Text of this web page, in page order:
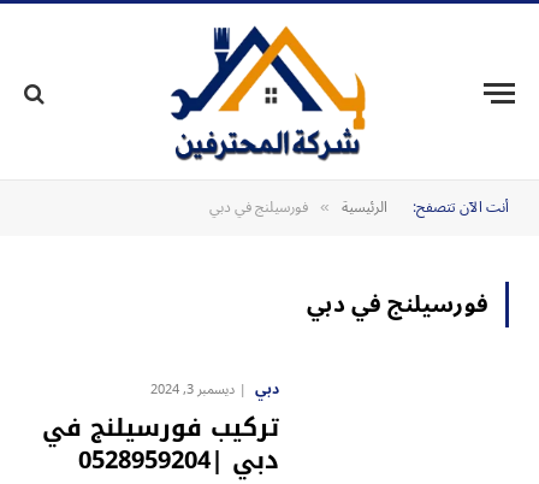
أنت الآن تتصفح: الرئيسية » فورسيلنج في دبي
فورسيلنج في دبي
دبي ديسمبر 3, 2024
تركيب فورسيلنج في
دبي |0528959204